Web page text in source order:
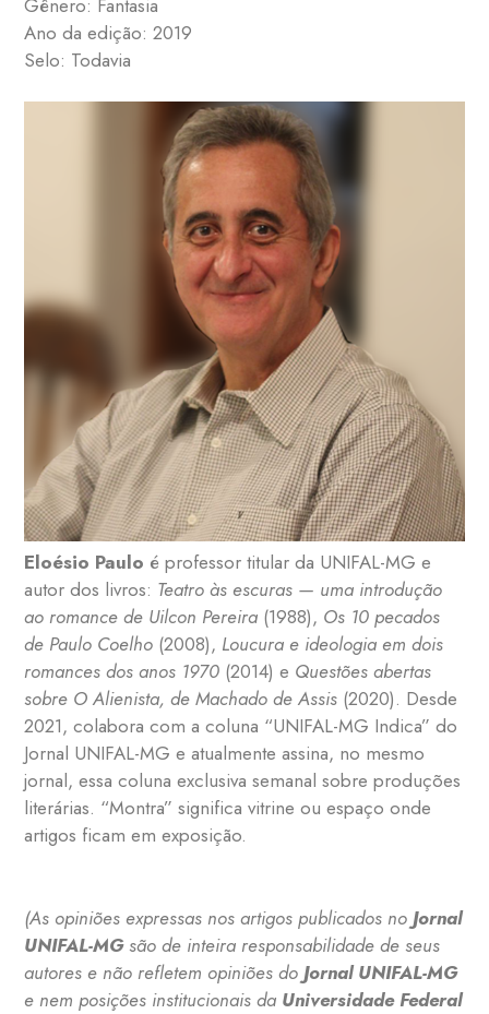
Ano da edição: 2019
Selo: Todavia
Eloésio Paulo é professor titular da UNIFAL-MG e
autor dos livros: Teatro às escuras — uma introdução
ao romance de Uilcon Pereira (1988), Os 10 pecados
de Paulo Coelho (2008), Loucura e ideologia em dois
romances dos anos 1970 (2014) e Questões abertas
sobre O Alienista, de Machado de Assis (2020). Desde
2021, colabora com a coluna “UNIFAL-MG Indica” do
Jornal UNIFAL-MG e atualmente assina, no mesmo
jornal, essa coluna exclusiva semanal sobre produções
literárias. “Montra” significa vitrine ou espaço onde
artigos ficam em exposição.
(As opiniões expressas nos artigos publicados no Jornal
UNIFAL-MGsão de inteira responsabilidade de seus
autores e não refletem opiniões do Jornal UNIFAL-MG
e nem posições institucionais da Universidade Federal